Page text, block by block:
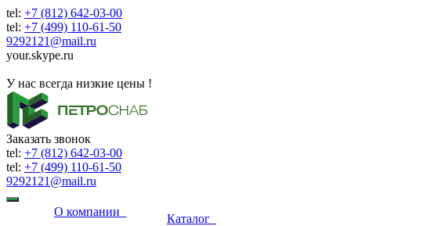
tel: +7 (812) 642-03-00
tel: +7 (499) 110-61-50
9292121@mail.ru
your.skype.ru
У нас всегда низкие цены !
Заказать звонок
tel: +7 (812) 642-03-00
tel: +7 (499) 110-61-50
9292121@mail.ru
О компании
Каталог